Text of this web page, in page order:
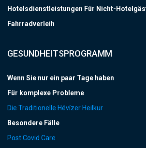
Hotelsdienstleistungen Für Nicht-
Fahrradverleih
GESUNDHEITSPROGRAMM
Wenn Sie nur ein paar Tage haben
Für komplexe Probleme
Die Traditionelle Hévízer Heilkur
Besondere Fälle
Post Covid Care